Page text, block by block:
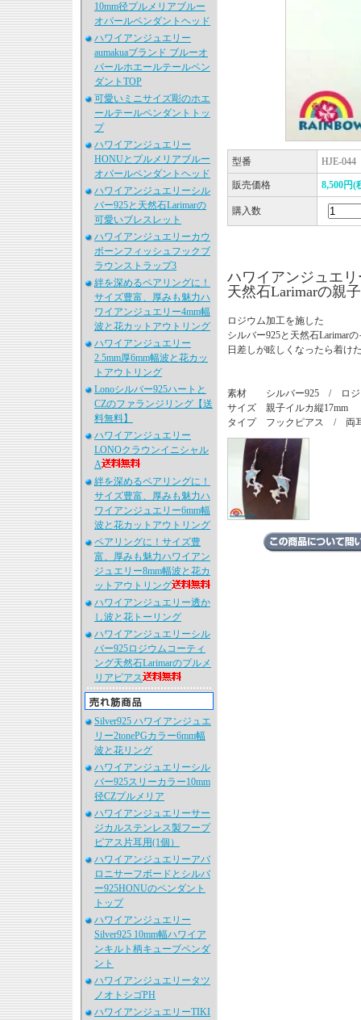
10mm径プルメリアブルー
オパールペンダントヘッド
ハワイアンジュエリー
aumakuaブランド ブルーオ
パールホエールテールペン
ダントTOP
可愛いミニサイズ彫のホエ
ールテールペンダントトッ
プ
ハワイアンジュエリー
HONUとプルメリアブルー
オパールペンダントヘッド
ハワイアンジュエリーシル
バー925と天然石Larimarの
可愛いブレスレット
ハワイアンジュエリーカウ
ボーンフィッシュフックブ
ラウンストラップ3
絆を深めるペアリングに！
サイズ豊富、厚みも魅力ハ
ワイアンジュエリー4mm幅
波と花カットアウトリング
ハワイアンジュエリー
2.5mm厚6mm幅波と花カッ
トアウトリング
Lonoシルバー925ハートと
CZのファランジリング【送
料無料】
ハワイアンジュエリー
LONOクラウンイニシャル
A
絆を深めるペアリングに！
サイズ豊富、厚みも魅力ハ
ワイアンジュエリー6mm幅
波と花カットアウトリング
ペアリングに！サイズ豊
富、厚みも魅力ハワイアン
ジュエリー8mm幅波と花カ
ットアウトリング
ハワイアンジュエリー透か
し波と花トーリング
ハワイアンジュエリーシル
バー925ロジウムコーティ
ング天然石Larimarのプルメ
リアピアス
Silver925 ハワイアンジュエ
リー2tonePGカラー6mm幅
波と花リング
ハワイアンジュエリーシル
バー925スリーカラー10mm
径CZプルメリア
ハワイアンジュエリーサー
ジカルステンレス製フープ
ピアス片耳用(1個）
ハワイアンジュエリーアバ
ロニサーフボードとシルバ
ー925HONUのペンダント
トップ
ハワイアンジュエリー
Silver925 10mm幅ハワイア
ンキルト柄キューブペンダ
ント
ハワイアンジュエリータツ
ノオトシゴPH
ハワイアンジュエリーTIKI
型番 HJE-044
販売価格 8,500円(
購入数
ハワイアンジュエ
天然石Larimarの親
ロジウム加工を施した
シルバー925と天然石Larimar
日差しが眩しくなったら着け
素材 シルバー925 / ロジ
サイズ 親子イルカ縦17mm
タイプ フックピアス / 両